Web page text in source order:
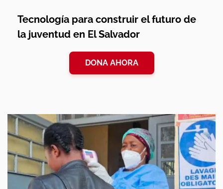
Tecnología para construir el futuro de
la juventud en El Salvador
DONA AHORA